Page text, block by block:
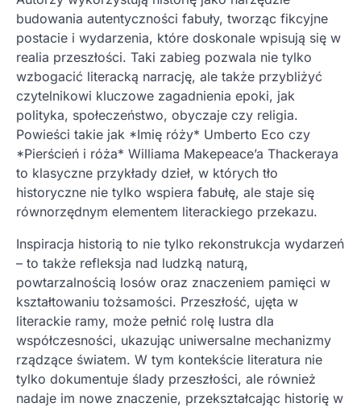
budowania autentyczności fabuły, tworząc fikcyjne
postacie i wydarzenia, które doskonale wpisują się w
realia przeszłości. Taki zabieg pozwala nie tylko
wzbogacić literacką narrację, ale także przybliżyć
czytelnikowi kluczowe zagadnienia epoki, jak
polityka, społeczeństwo, obyczaje czy religia.
Powieści takie jak *Imię róży* Umberto Eco czy
*Pierścień i róża* Williama Makepeace’a Thackeraya
to klasyczne przykłady dzieł, w których tło
historyczne nie tylko wspiera fabułę, ale staje się
równorzędnym elementem literackiego przekazu.
Inspiracja historią to nie tylko rekonstrukcja wydarzeń
– to także refleksja nad ludzką naturą,
powtarzalnością losów oraz znaczeniem pamięci w
kształtowaniu tożsamości. Przeszłość, ujęta w
literackie ramy, może pełnić rolę lustra dla
współczesności, ukazując uniwersalne mechanizmy
rządzące światem. W tym kontekście literatura nie
tylko dokumentuje ślady przeszłości, ale również
nadaje im nowe znaczenie, przekształcając historię w